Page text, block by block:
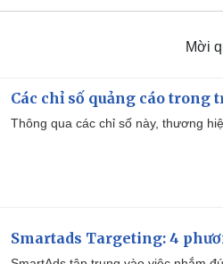
Mời
Các chỉ số quảng cáo trong
Thông qua các chỉ số này, thương
Smartads Targeting: 4